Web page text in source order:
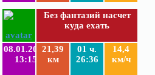
Без фантазий насчет
куда ехать
08.01.2019
13:15
21,39
км
01 ч.
26:36
14,4
км/ч